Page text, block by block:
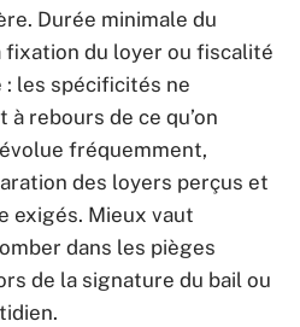
Durée minimale du
du loyer ou fiscalité
les spécificités ne
rebours de ce qu’on
fréquemment,
des loyers perçus et
exigés. Mieux vaut
dans les pièges
de la signature du bail ou